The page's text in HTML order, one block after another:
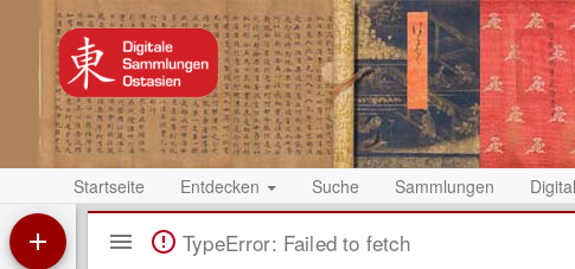
Startseite Entdecken Suche Sammlungen
MiradorTypeError: Failed to fetch